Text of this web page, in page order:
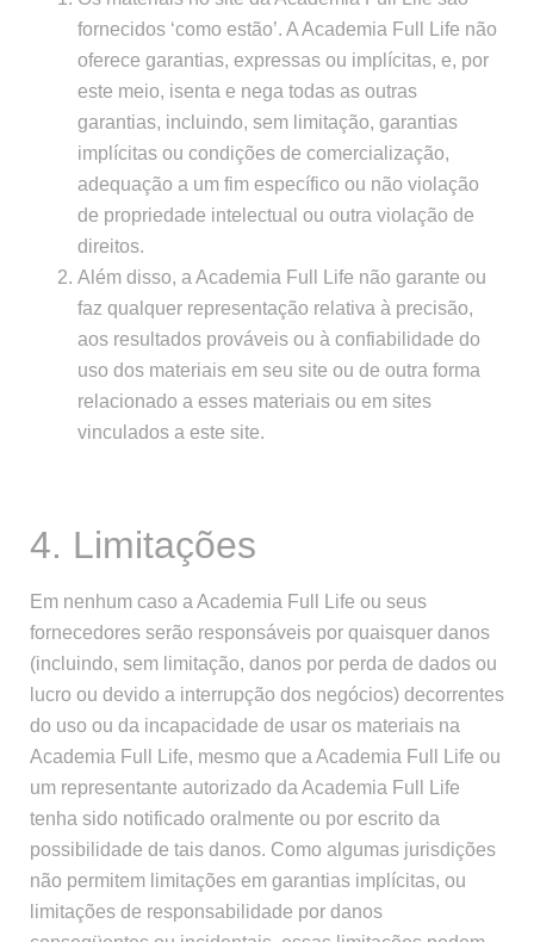
fornecidos ‘como estão’. A Academia Full Life não
oferece garantias, expressas ou implícitas, e, por
este meio, isenta e nega todas as outras
garantias, incluindo, sem limitação, garantias
implícitas ou condições de comercialização,
adequação a um fim específico ou não violação
de propriedade intelectual ou outra violação de
direitos.
Além disso, a Academia Full Life não garante ou
faz qualquer representação relativa à precisão,
aos resultados prováveis ou à confiabilidade do
uso dos materiais em seu site ou de outra forma
relacionado a esses materiais ou em sites
vinculados a este site.
4. Limitações
Em nenhum caso a Academia Full Life ou seus
fornecedores serão responsáveis por quaisquer danos
(incluindo, sem limitação, danos por perda de dados ou
lucro ou devido a interrupção dos negócios) decorrentes
do uso ou da incapacidade de usar os materiais na
Academia Full Life, mesmo que a Academia Full Life ou
um representante autorizado da Academia Full Life
tenha sido notificado oralmente ou por escrito da
possibilidade de tais danos. Como algumas jurisdições
não permitem limitações em garantias implícitas, ou
limitações de responsabilidade por danos